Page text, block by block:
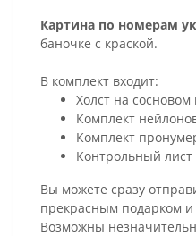
Картина по номерам
баночке с краской.
В комплект входит:
Холст на
Комплект
Комплект
Контрольный лист
Вы можете сразу
прекрасным подарком
Возможны